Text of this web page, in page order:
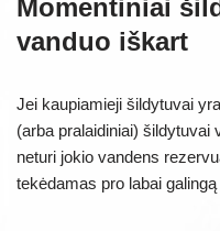
Momentiniai
vanduo iškart
Jei kaupiamieji šildytuvai
(arba pralaidiniai)
neturi jokio vandens
tekėdamas pro labai